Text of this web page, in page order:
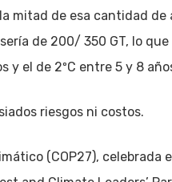
mitad de esa cantidad de
de 200/ 350 GT, lo
y el de 2ºC entre 5 y 8
riesgos ni costos.
(COP27), celebrada